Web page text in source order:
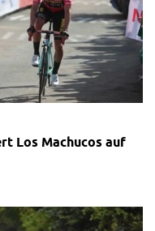
Los Machucos auf